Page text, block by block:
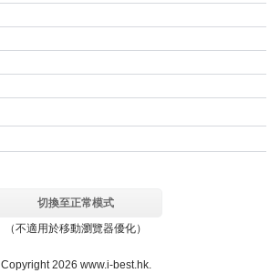
切換至正常模式
（不適用於移動瀏覽器優化）
Copyright 2026 www.i-best.hk.